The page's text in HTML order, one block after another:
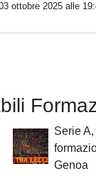
ottobre 2025 alle
Serie
Genoa